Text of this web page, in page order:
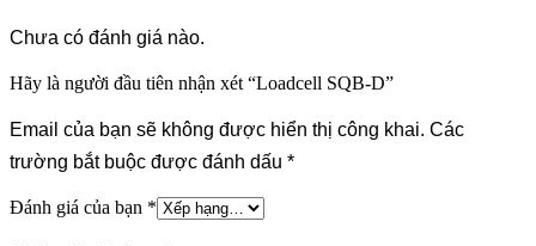
Chưa có đánh giá nào.
Hãy là người đầu tiên nhận xét “Loadcell SQB-D”
Email của bạn sẽ không được hiển thị công khai. Các
trường bắt buộc được đánh dấu *
Đánh giá của bạn *